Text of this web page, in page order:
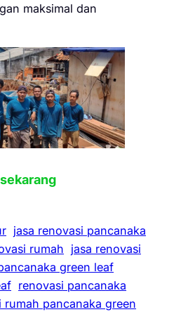
maksimal dan
jasa renovasi pancanaka
rumah jasa renovasi
green leaf
renovasi pancanaka
rumah pancanaka green